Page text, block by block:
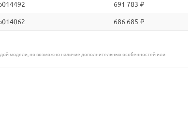
691 783 ₽
686 685 ₽
модели, но возможно наличие дополнительных особенностей или